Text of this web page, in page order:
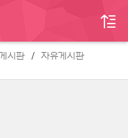
게시판 자유게시판